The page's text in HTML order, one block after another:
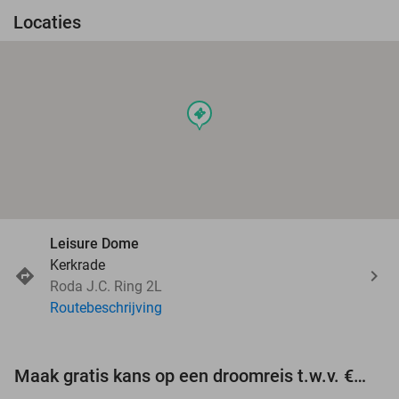
Locaties
events
Leisure Dome
Kerkrade
Roda J.C. Ring 2L
Routebeschrijving
Maak gratis kans op een droomreis t.w.v. €3.000!